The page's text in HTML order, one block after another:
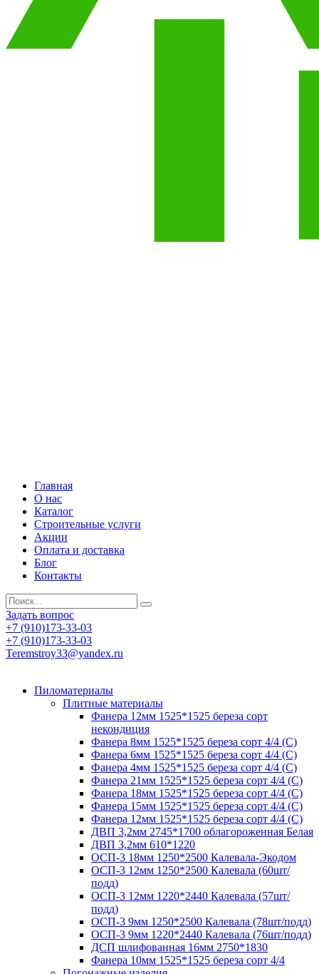
Главная
О нас
Каталог
Строительные услуги
Акции
Оплата и доставка
Блог
Контакты
Задать вопрос
+7 (910)173-33-03
+7 (910)173-33-03
Teremstroy33@yandex.ru
Пиломатериалы
Плитные материалы
Фанера 12мм 1525*1525 береза сорт
некондиция
Фанера 8мм 1525*1525 береза сорт 4/4 (С)
Фанера 6мм 1525*1525 береза сорт 4/4 (С)
Фанера 4мм 1525*1525 береза сорт 4/4 (С)
Фанера 21мм 1525*1525 береза сорт 4/4 (С)
Фанера 18мм 1525*1525 береза сорт 4/4 (С)
Фанера 15мм 1525*1525 береза сорт 4/4 (С)
Фанера 12мм 1525*1525 береза сорт 4/4 (С)
ДВП 3,2мм 2745*1700 облагороженная Белая
ДВП 3,2мм 610*1220
ОСП-3 18мм 1250*2500 Калевала-Экодом
ОСП-3 12мм 1250*2500 Калевала (60шт/
подд)
ОСП-3 12мм 1220*2440 Калевала (57шт/
подд)
ОСП-3 9мм 1250*2500 Калевала (78шт/подд)
ОСП-3 9мм 1220*2440 Калевала (76шт/подд)
ДСП шлифованная 16мм 2750*1830
Фанера 10мм 1525*1525 береза сорт 4/4